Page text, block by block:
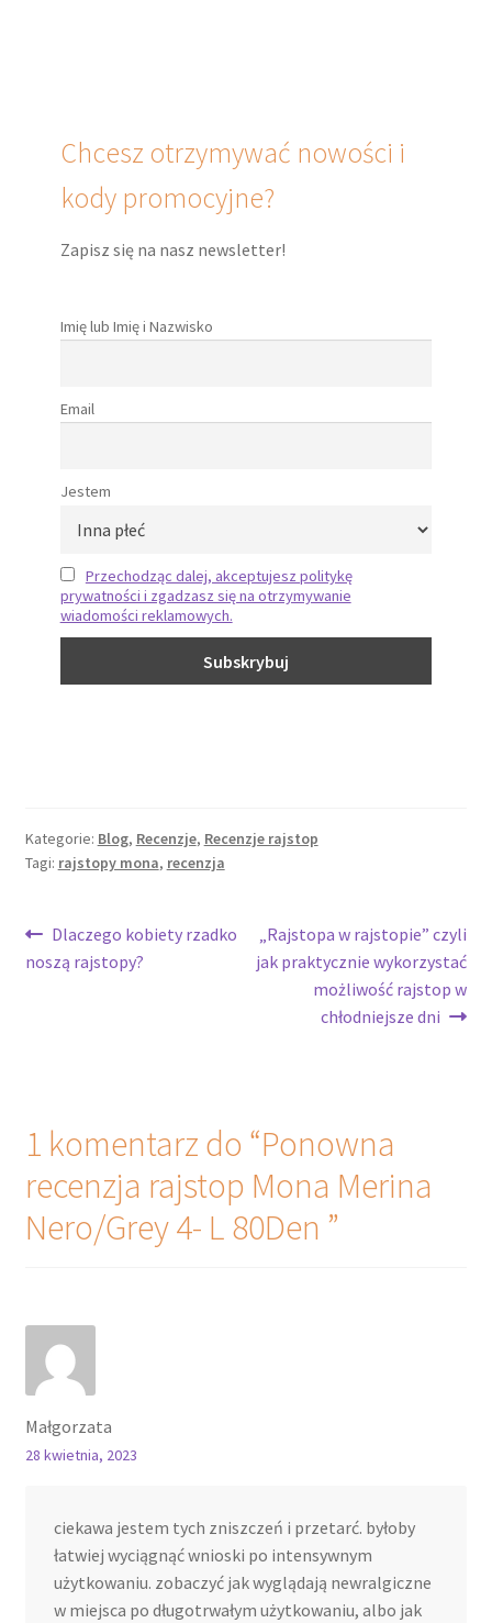
Chcesz otrzymywać nowości i
kody promocyjne?
Zapisz się na nasz newsletter!
Imię lub Imię i Nazwisko
Email
Jestem
Przechodząc dalej, akceptujesz politykę
prywatności i zgadzasz się na otrzymywanie
wiadomości reklamowych.
Kategorie: Blog, Recenzje, Recenzje rajstop
Tagi: rajstopy mona, recenzja
Dlaczego kobiety rzadko
noszą rajstopy?
„Rajstopa w rajstopie” czyli
jak praktycznie wykorzystać
możliwość rajstop w
chłodniejsze dni
1 komentarz do “Ponowna
recenzja rajstop Mona Merina
Nero/Grey 4- L 80Den ”
Małgorzata
28 kwietnia, 2023
ciekawa jestem tych zniszczeń i przetarć. byłoby
łatwiej wyciągnąć wnioski po intensywnym
użytkowaniu. zobaczyć jak wyglądają newralgiczne
w miejsca po długotrwałym użytkowaniu, albo jak